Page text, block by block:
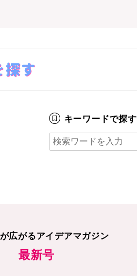
キーワードで探す
が広がるアイデアマガジン
最新号